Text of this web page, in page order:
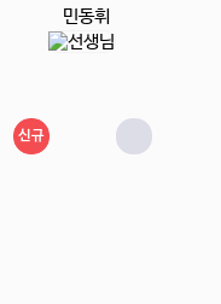
민동휘
신규